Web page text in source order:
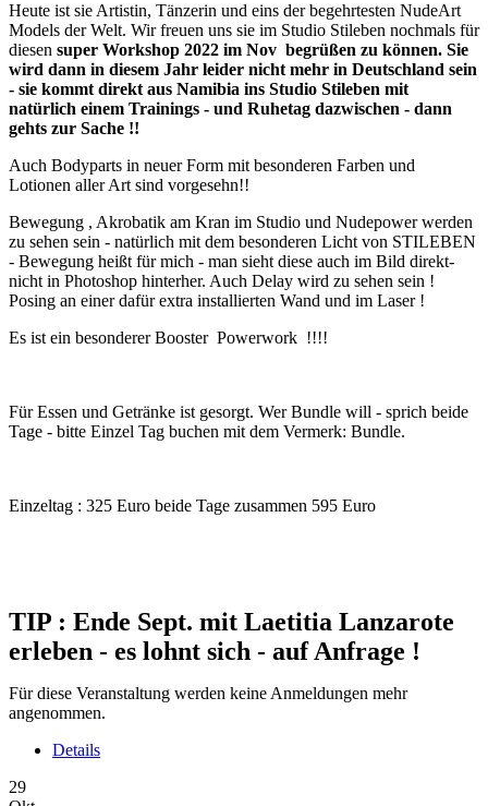
Heute ist sie Artistin, Tänzerin und eins der begehrtesten NudeArt
Models der Welt. Wir freuen uns sie im Studio Stileben nochmals für
diesen super Workshop 2022 im Nov begrüßen zu können. Sie
wird dann in diesem Jahr leider nicht mehr in Deutschland sein
- sie kommt direkt aus Namibia ins Studio Stileben mit
natürlich einem Trainings - und Ruhetag dazwischen - dann
gehts zur Sache !!
Auch Bodyparts in neuer Form mit besonderen Farben und
Lotionen aller Art sind vorgesehn!!
Bewegung , Akrobatik am Kran im Studio und Nudepower werden
zu sehen sein - natürlich mit dem besonderen Licht von STILEBEN
- Bewegung heißt für mich - man sieht diese auch im Bild direkt-
nicht in Photoshop hinterher. Auch Delay wird zu sehen sein !
Posing an einer dafür extra installierten Wand und im Laser !
Es ist ein besonderer Booster Powerwork !!!!
Für Essen und Getränke ist gesorgt. Wer Bundle will - sprich beide
Tage - bitte Einzel Tag buchen mit dem Vermerk: Bundle.
Einzeltag : 325 Euro beide Tage zusammen 595 Euro
TIP : Ende Sept. mit Laetitia Lanzarote
erleben - es lohnt sich - auf Anfrage !
Für diese Veranstaltung werden keine Anmeldungen mehr
angenommen.
Details
29